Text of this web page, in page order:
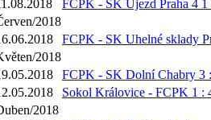
FCPK - SK Újezd Praha 4 1
2018
FCPK - SK Uhelné sklady
2018
FCPK - SK Dolní Chabry 3
Sokol Královice - FCPK 1 :
2018